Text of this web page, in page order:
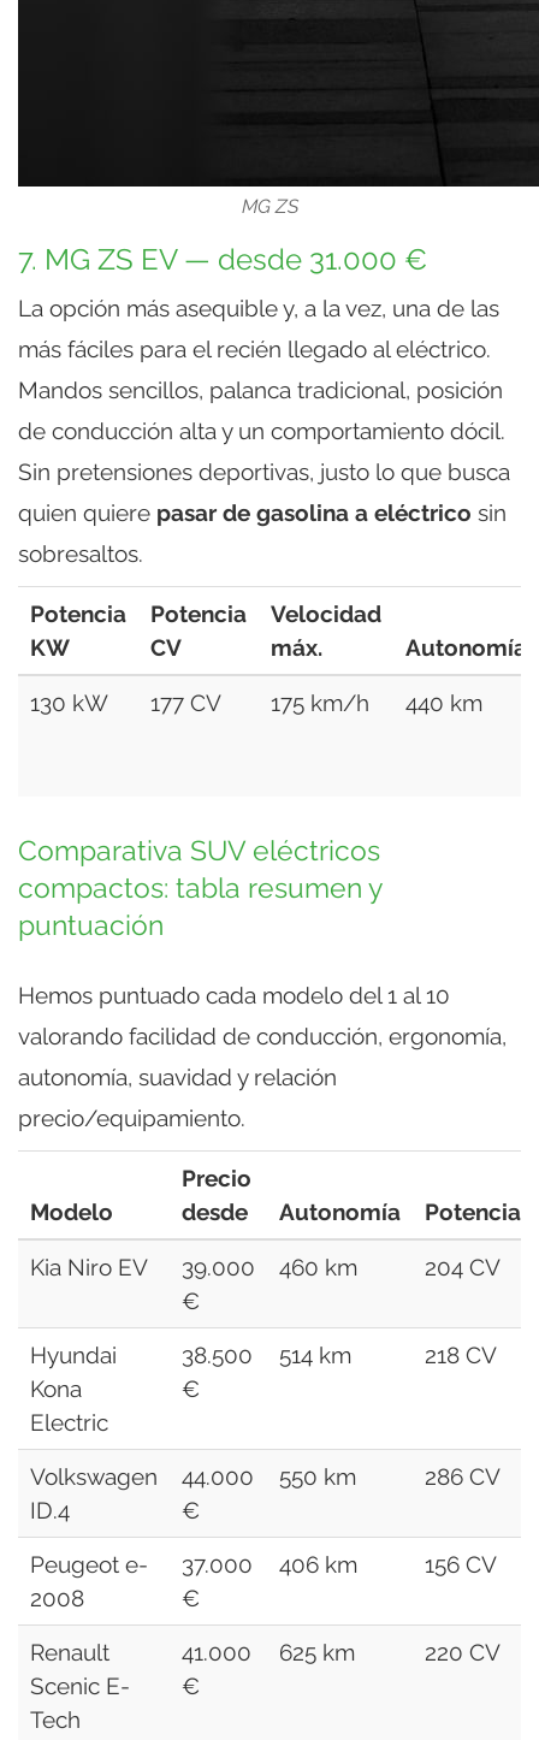
MG ZS
7. MG ZS EV — desde 31.000 €
La opción más asequible y, a la vez, una de las
más fáciles para el recién llegado al eléctrico.
Mandos sencillos, palanca tradicional, posición
de conducción alta y un comportamiento dócil.
Sin pretensiones deportivas, justo lo que busca
quien quiere pasar de gasolina a eléctrico sin
sobresaltos.
Potencia
KW
Potencia
CV
Velocidad
máx.
Autonomía
130 kW 177 CV 175 km/h 440 km
Comparativa SUV eléctricos
compactos: tabla resumen y
puntuación
Hemos puntuado cada modelo del 1 al 10
valorando facilidad de conducción, ergonomía,
autonomía, suavidad y relación
precio/equipamiento.
Modelo
Precio
desde
Autonomía Potencia
Kia Niro EV
39.000
€
460 km 204 CV
Hyundai
Kona
Electric
38.500
€
514 km 218 CV
Volkswagen
ID.4
44.000
€
550 km 286 CV
Peugeot e-
2008
37.000
€
406 km 156 CV
Renault
Scenic E-
Tech
41.000
€
625 km 220 CV